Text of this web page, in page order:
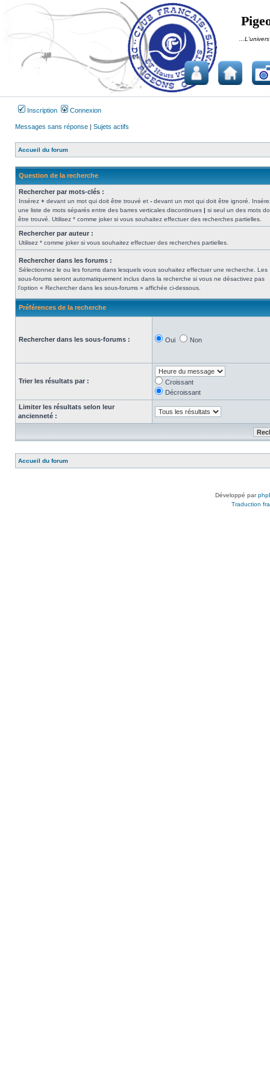
Inscription Connexion
Messages sans réponse | Sujets actifs
Accueil du forum
Question de la recherche
Rechercher par mots-clés :
Insérez + devant un mot qui doit être trouvé et - devant un mot qui doit être ignoré.
une liste de mots séparés entre des barres verticales discontinues | si seul un des mots
être trouvé. Utilisez * comme joker si vous souhaitez effectuer des recherches partielles.
Rechercher par auteur :
Utilisez * comme joker si vous souhaitez effectuer des recherches partielles.
Rechercher dans les forums :
Sélectionnez le ou les forums dans lesquels vous souhaitez effectuer une recherche. Les
sous-forums seront automatiquement inclus dans la recherche si vous ne désactivez pas
l’option « Rechercher dans les sous-forums » affichée ci-dessous.
Préférences de la recherche
Rechercher dans les sous-forums : Oui Non
Trier les résultats par :
Croissant
Décroissant
Limiter les résultats selon leur
ancienneté :
Accueil du forum
Développé par
Traduction